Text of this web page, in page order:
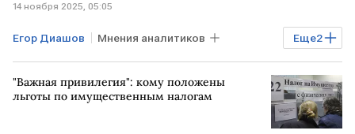
14 ноября 2025, 05:05
Еще2
Егор Диашов Мнения аналитиков
Банки Финансы рассрочка
"Важная привилегия": кому положены
льготы по имущественным налогам